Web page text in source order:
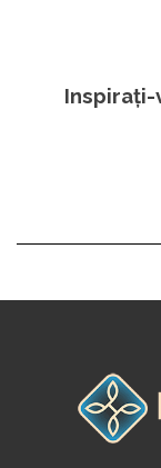
Inspirați-